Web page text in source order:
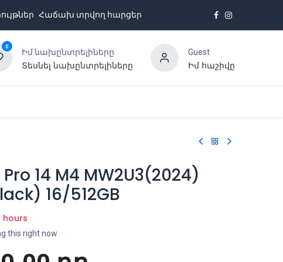
Հաճախ տրվող հարցեր
0
Իմ նախընտրելիները
Տեսնել նախընտրելիները
Guest
Իմ հաշիվը
14 M4 MW2U3(2024)
16/512GB
hours
this right now